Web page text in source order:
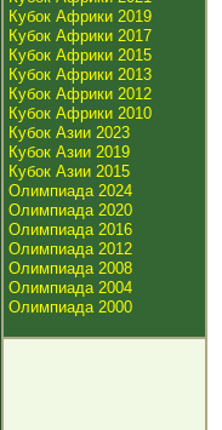
Кубок Африки 2019
Кубок Африки 2017
Кубок Африки 2015
Кубок Африки 2013
Кубок Африки 2012
Кубок Африки 2010
Кубок Азии 2023
Кубок Азии 2019
Кубок Азии 2015
Олимпиада 2024
Олимпиада 2020
Олимпиада 2016
Олимпиада 2012
Олимпиада 2008
Олимпиада 2004
Олимпиада 2000